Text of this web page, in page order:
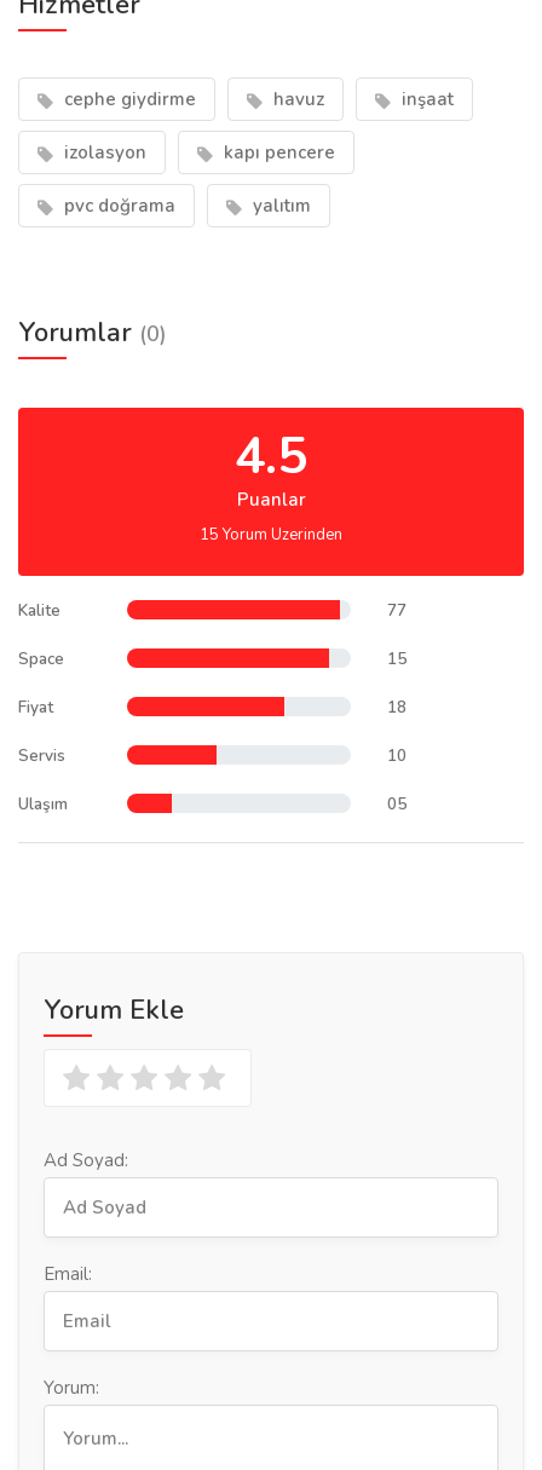
cephe giydirme havuz inşaat
izolasyon kapı pencere
pvc doğrama yalıtım
Yorumlar (0)
4.5
Puanlar
15 Yorum Uzerinden
Kalite 77
Space 15
Fiyat 18
Servis 10
Ulaşım 05
Yorum Ekle
Ad Soyad:
Email:
Yorum: